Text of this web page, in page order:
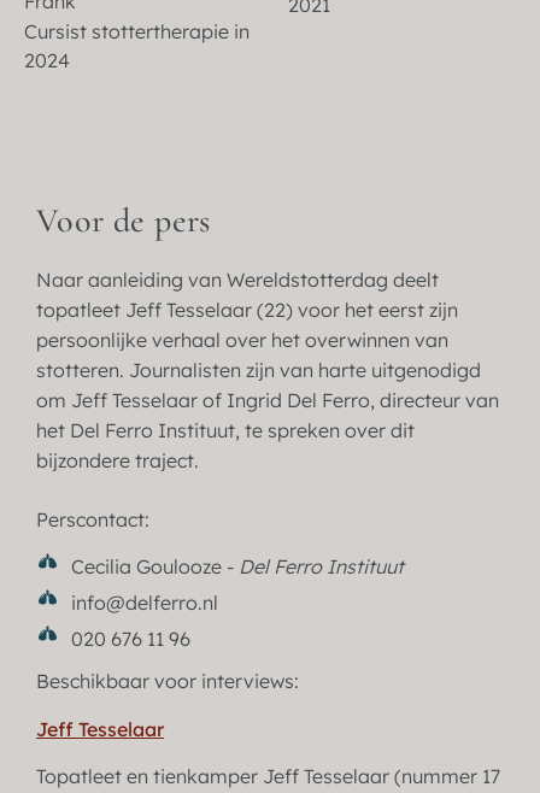
Cursist stottertherapie in
2024
Voor de pers
Naar aanleiding van Wereldstotterdag deelt
topatleet Jeff Tesselaar (22) voor het eerst zijn
persoonlijke verhaal over het overwinnen van
stotteren. Journalisten zijn van harte uitgenodigd
om Jeff Tesselaar of Ingrid Del Ferro, directeur van
het Del Ferro Instituut, te spreken over dit
bijzondere traject.
Perscontact:
Cecilia Goulooze - Del Ferro Instituut
info@delferro.nl
020 676 11 96
Beschikbaar voor interviews:
Jeff Tesselaar
Topatleet en tienkamper Jeff Tesselaar (nummer 17